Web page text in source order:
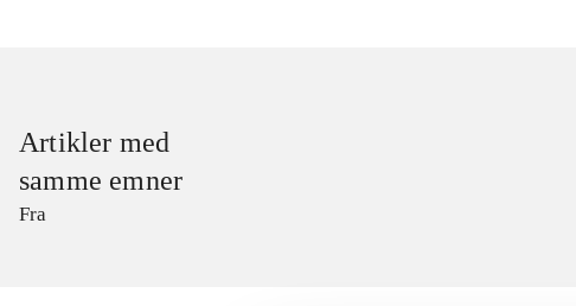
Artikler med
samme emner
Fra